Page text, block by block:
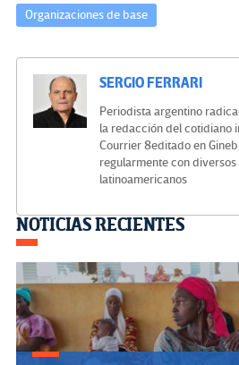
Organizaciones de base
SERGIO FERRARI
Periodista argentino
la redacción del cotidiano
Courrier 8editado en
regularmente con
latinoamericanos
Navegación
de
entradas
NOTICIAS RECIENTES